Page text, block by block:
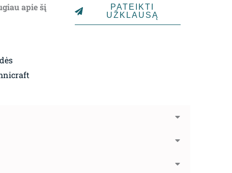
apie šį
PATEIKTI
UŽKLAUSĄ